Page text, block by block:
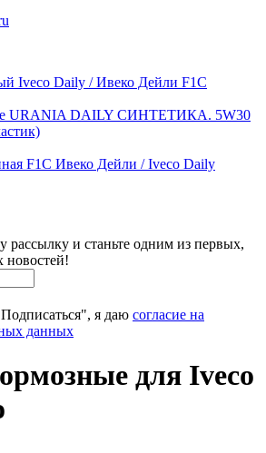
Iveco Daily / Ивеко Дейли F1C
URANIA DAILY СИНТЕТИКА. 5W30
F1C Ивеко Дейли / Iveco Daily
и станьте одним из первых,
новостей!
я даю согласие на
данных
для Iveco